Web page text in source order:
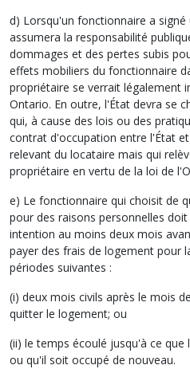
d) Lorsqu'un fonctionnaire a
assumera la responsabilité
dommages et des pertes subis
effets mobiliers du fonctionnaire
propriétaire se verrait légalement
Ontario. En outre, l'État devra se
qui, à cause des lois ou des
contrat d'occupation entre l'État
relevant du locataire mais qui
propriétaire en vertu de la loi de
e) Le fonctionnaire qui choisit de
pour des raisons personnelles
intention au moins deux mois
payer des frais de logement pour
périodes suivantes :
(i) deux mois civils après le mois
quitter le logement; ou
(ii) le temps écoulé jusqu'à ce
ou qu'il soit occupé de nouveau.